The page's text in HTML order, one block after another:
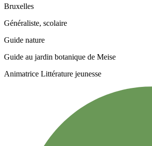
Bruxelles
Généraliste, scolaire
Guide nature
Guide au jardin botanique de Meise
Animatrice Littérature jeunesse